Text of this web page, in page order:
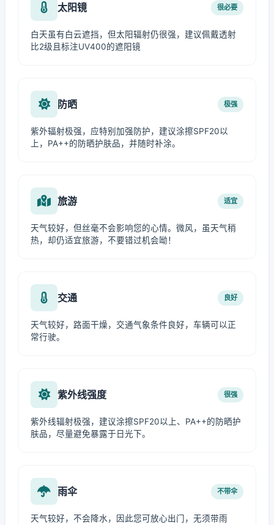
太阳镜 很必要
白天虽有白云遮挡，但太阳辐射仍很强，建议佩戴透射
比2级且标注UV400的遮阳镜
防晒 极强
紫外辐射极强，应特别加强防护，建议涂擦SPF20以
上，PA++的防晒护肤品，并随时补涂。
旅游 适宜
天气较好，但丝毫不会影响您的心情。微风，虽天气稍
热，却仍适宜旅游，不要错过机会呦！
交通 良好
天气较好，路面干燥，交通气象条件良好，车辆可以正
常行驶。
紫外线强度 很强
紫外线辐射极强，建议涂擦SPF20以上、PA++的防晒护
肤品，尽量避免暴露于日光下。
雨伞 不带伞
天气较好，不会降水，因此您可放心出门，无须带雨